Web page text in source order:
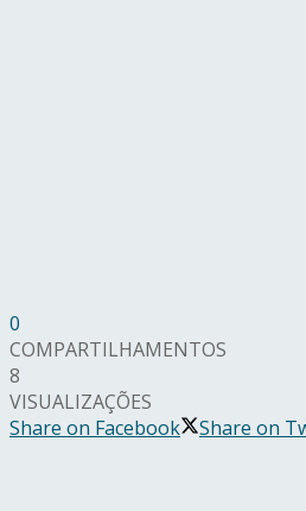
0
COMPARTILHAMENTOS
8
VISUALIZAÇÕES
Share on Facebook
Share on